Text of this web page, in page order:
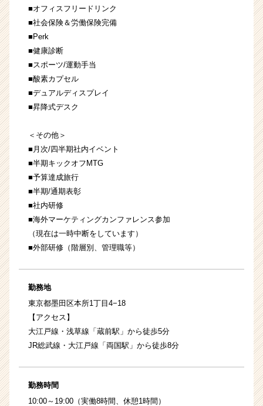
■オフィスフリードリンク
■社会保険＆労働保険完備
■Perk
■健康診断
■スポーツ/運動手当
■酸素カプセル
■デュアルディスプレイ
■昇降式デスク
＜その他＞
■月次/四半期社内イベント
■半期キックオフMTG
■予算達成旅行
■半期/通期表彰
■社内研修
■海外マーケティングカンファレンス参加
（現在は一時中断をしています）
■外部研修（階層別、管理職等）
勤務地
東京都墨田区本所1丁目4−18
【アクセス】
大江戸線・浅草線「蔵前駅」から徒歩5分
JR総武線・大江戸線「両国駅」から徒歩8分
勤務時間
10:00～19:00（実働8時間、休憩1時間）